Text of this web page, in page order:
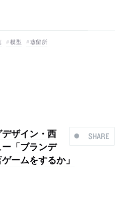
模型 蒸留所
SHARE
ザイン・西
「ブランデ
ームをするか」